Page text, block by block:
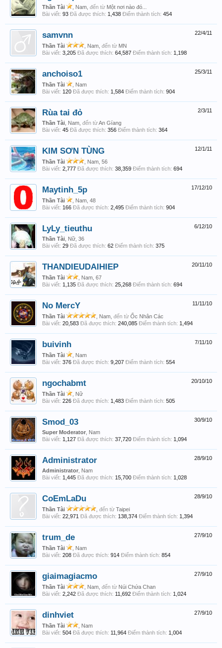
Thần Tài , Nam, đến từ Một nơi nào đó...
Bài viết: 93 Đã được thích: 1,438 Điểm thành tích: 454
22/4/11
samvnn
Thần Tài , Nam, đến từ MN
Bài viết: 3,205 Đã được thích: 64,587 Điểm thành tích: 1,198
25/3/11
anchoiso1
Thần Tài
, Nam
Bài viết: 120 Đã được thích: 1,584 Điểm thành tích: 904
2/3/11
Rùa tai đỏ
Thần Tài , Nam, đến từAn Gíang
Bài viết: 45 Đã được thích: 356 Điểm thành tích: 364
12/1/11
KIM SƠN TÙNG
Thần Tài
, Nam, 56
Bài viết: 2,777 Đã được thích: 38,359 Điểm thành tích: 694
17/12/10
Maytinh_5p
Thần Tài
, Nam, 48
Bài viết: 166 Đã được thích: 2,495 Điểm thành tích: 904
6/12/10
LyLy_tieuthu
Thần Tài , Nữ, 36
Bài viết: 29 Đã được thích: 62 Điểm thành tích: 375
20/11/10
THANDIEUDAIHIEP
Thần Tài
, Nam, 67
Bài viết: 1,135 Đã được thích: 25,268 Điểm thành tích: 694
11/11/10
No MercY
Thần Tài , Nam, đến từ Ốc Nhân Các
Bài viết: 20,583 Đã được thích: 240,085 Điểm thành tích: 1,494
7/11/10
buivinh
Thần Tài
, Nam
Bài viết: 376 Đã được thích: 9,207 Điểm thành tích: 554
20/10/10
ngochabmt
Thần Tài
, Nữ
Bài viết: 226 Đã được thích: 1,483 Điểm thành tích: 505
30/9/10
Smod_03
Super Moderator , Nam
Bài viết: 1,127 Đã được thích: 37,720 Điểm thành tích: 1,094
28/9/10
Administrator
Administrator , Nam
Bài viết: 1,445 Đã được thích: 15,700 Điểm thành tích: 1,028
28/9/10
CoEmLaDu
Thần Tài đến từ Taipei
Bài viết: 22,971 Đã được thích: 138,374 Điểm thành tích: 1,394
27/9/10
trum_de
Thần Tài
, Nam
Bài viết: 208 Đã được thích: 914 Điểm thành tích: 854
27/9/10
giaimagiacmo
Thần Tài , Nam, đến từ Núi Chứa Chan
Bài viết: 2,242 Đã được thích: 11,692 Điểm thành tích: 1,024
27/9/10
dinhviet
Thần Tài
, Nam
Bài viết: 504 Đã được thích: 11,964 Điểm thành tích: 1,004